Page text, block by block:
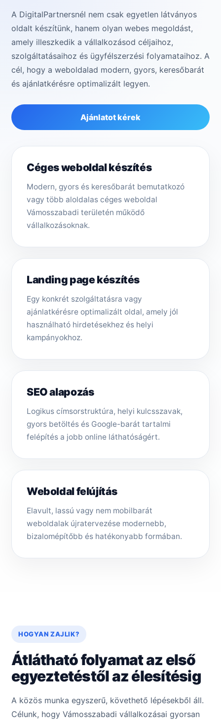
A DigitalPartnersnél nem csak egyetlen látványos
oldalt készítünk, hanem olyan webes megoldást,
amely illeszkedik a vállalkozásod céljaihoz,
szolgáltatásaihoz és ügyfélszerzési folyamataihoz. A
cél, hogy a weboldalad modern, gyors, keresőbarát
és ajánlatkérésre optimalizált legyen.
Ajánlatot kérek
Céges weboldal készítés
Modern, gyors és keresőbarát bemutatkozó
vagy több aloldalas céges weboldal
Vámosszabadi területén működő
vállalkozásoknak.
Landing page készítés
Egy konkrét szolgáltatásra vagy
ajánlatkérésre optimalizált oldal, amely jól
használható hirdetésekhez és helyi
kampányokhoz.
SEO alapozás
Logikus címsorstruktúra, helyi kulcsszavak,
gyors betöltés és Google-barát tartalmi
felépítés a jobb online láthatóságért.
Weboldal felújítás
Elavult, lassú vagy nem mobilbarát
weboldalak újratervezése modernebb,
bizalomépítőbb és hatékonyabb formában.
HOGYAN ZAJLIK?
Átlátható folyamat az első
egyeztetéstől az élesítésig
A közös munka egyszerű, követhető lépésekből áll.
Célunk, hogy Vámosszabadi vállalkozásai gyorsan